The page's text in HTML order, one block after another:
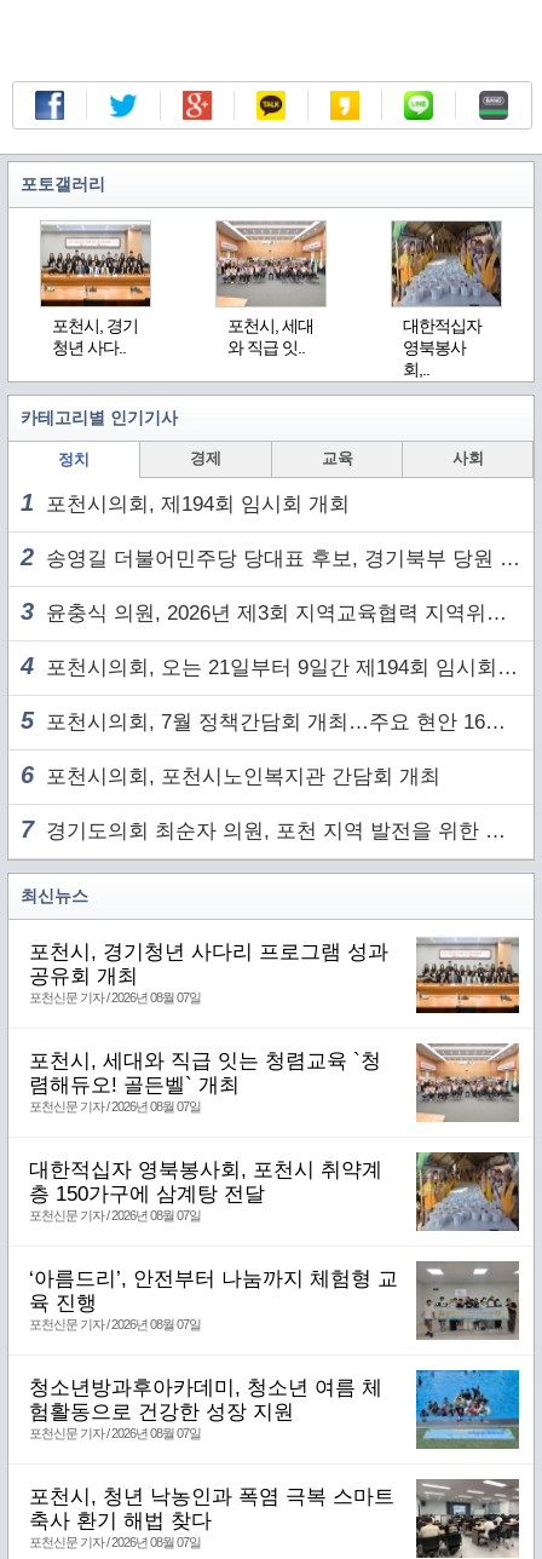
포토갤러리
포천시, 경기
청년 사다..
포천시, 세대
와 직급 잇..
대한적십자
영북봉사
회,..
카테고리별 인기기사
정치 경제 교육 사회
1 포천시의회, 제194회 임시회 개회
2 송영길 더불어민주당 당대표 후보, 경기북부 당원 및 2030 세대와 ‘소통 행보’
3 윤충식 의원, 2026년 제3회 지역교육협력 지역위원회 주재
4 포천시의회, 오는 21일부터 9일간 제194회 임시회 개회
5 포천시의회, 7월 정책간담회 개최…주요 현안 16건 점검
6 포천시의회, 포천시노인복지관 간담회 개최
7경기도의회 최순자 의원, 포천 지역 발전을 위한 정담회 개최
최신뉴스
포천시, 경기청년 사다리 프로그램 성과
공유회 개최
포천신문 기자 / 2026년 08월 07일
포천시, 세대와 직급 잇는 청렴교육 `청
렴해듀오! 골든벨` 개최
포천신문 기자 / 2026년 08월 07일
대한적십자 영북봉사회, 포천시 취약계
층 150가구에 삼계탕 전달
포천신문 기자 / 2026년 08월 07일
‘아름드리’, 안전부터 나눔까지 체험형 교
육 진행
포천신문 기자 / 2026년 08월 07일
청소년방과후아카데미, 청소년 여름 체
험활동으로 건강한 성장 지원
포천신문 기자 / 2026년 08월 07일
포천시, 청년 낙농인과 폭염 극복 스마트
축사 환기 해법 찾다
포천신문 기자 / 2026년 08월 07일